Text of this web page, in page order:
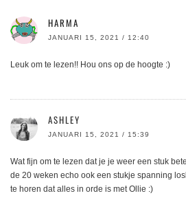
HARMA
JANUARI 15, 2021 / 12:40
Leuk om te lezen!! Hou ons op de hoogte :)
ASHLEY
JANUARI 15, 2021 / 15:39
Wat fijn om te lezen dat je je weer een stuk
de 20 weken echo ook een stukje spanning
te horen dat alles in orde is met Ollie :)